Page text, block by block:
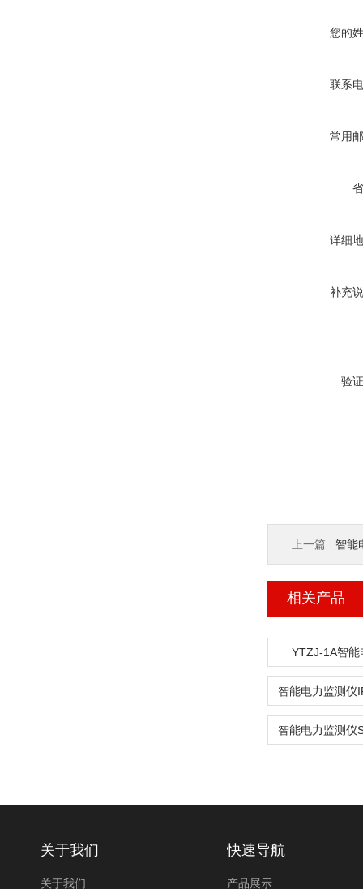
您的
联系
常用
详细
补充
验
上一篇 : 智能
相关产品
YTZJ-1A智能
关于我们
关于我们
快速导航
产品展示